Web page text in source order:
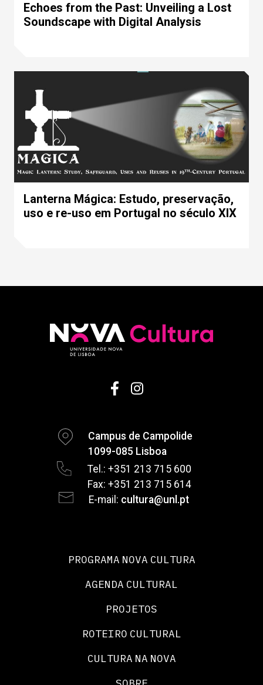
Echoes from the Past: Unveiling a Lost
Soundscape with Digital Analysis
Lanterna Mágica: Estudo, preservação,
uso e re-uso em Portugal no século XIX
Campus de Campolide
1099-085 Lisboa
Tel.: +351 213 715 600
Fax: +351 213 715 614
E-mail: cultura@unl.pt
PROGRAMA NOVA CULTURA
AGENDA CULTURAL
PROJETOS
ROTEIRO CULTURAL
CULTURA NA NOVA